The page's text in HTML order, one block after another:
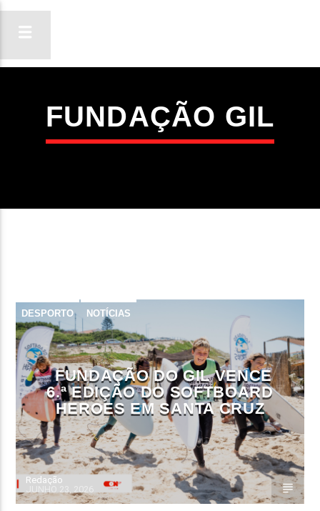
ON FM
LIGA-TE
FAIXA ATUAL
TÍTULO
ARTISTA
ON FM
FUNDAÇÃO GIL
DESPORTO NOTÍCIAS
FUNDAÇÃO DO GIL VENCE
6.ª EDIÇÃO DO SOFTBOARD
HEROES EM SANTA CRUZ
Redação